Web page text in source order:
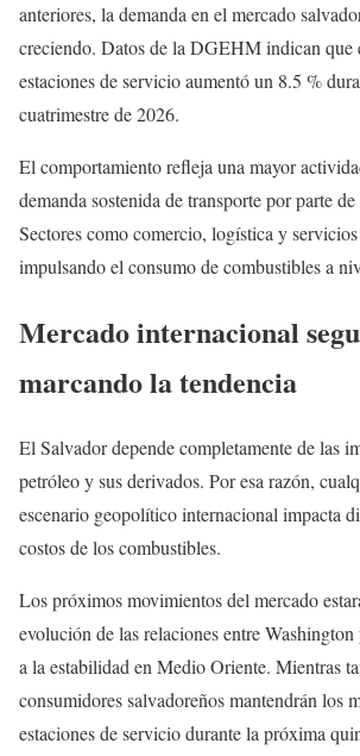
anteriores, la demanda en el mercado
creciendo. Datos de la DGEHM indican que
estaciones de servicio aumentó un 8.5 %
cuatrimestre de 2026.
El comportamiento refleja una mayor
demanda sostenida de transporte por parte
Sectores como comercio, logística y
impulsando el consumo de combustibles a
Mercado internacional
marcando la tendencia
El Salvador depende completamente de las
petróleo y sus derivados. Por esa razón,
escenario geopolítico internacional impacta
costos de los combustibles.
Los próximos movimientos del mercado
evolución de las relaciones entre
a la estabilidad en Medio Oriente. Mientras
consumidores salvadoreños mantendrán los
estaciones de servicio durante la próxima